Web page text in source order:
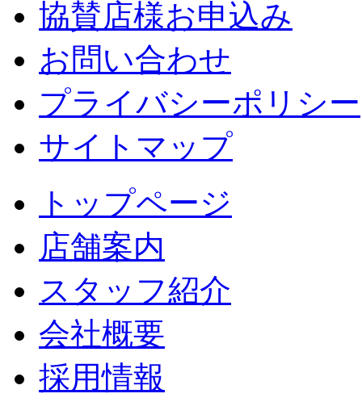
協賛店様お申込み
お問い合わせ
プライバシーポリシー
サイトマップ
トップページ
店舗案内
スタッフ紹介
会社概要
採用情報